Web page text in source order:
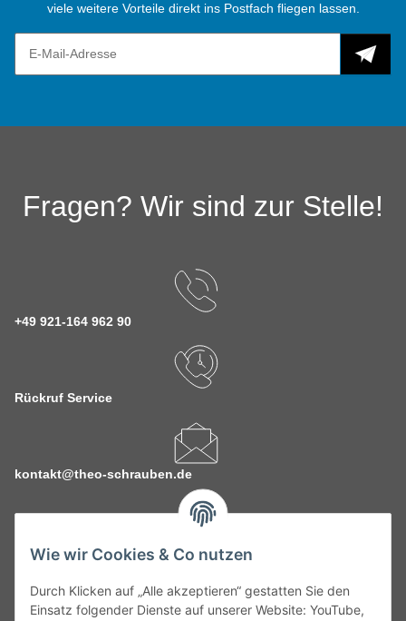
Wie wir Cookies & Co nutzen
Durch Klicken auf „Alle akzeptieren“ gestatten Sie den
Einsatz folgender Dienste auf unserer Website: YouTube,
viele weitere Vorteile direkt ins Postfach fliegen lassen.
Fragen? Wir sind zur Stelle!
+49 921-164 962 90
Rückruf Service
kontakt@theo-schrauben.de
Service